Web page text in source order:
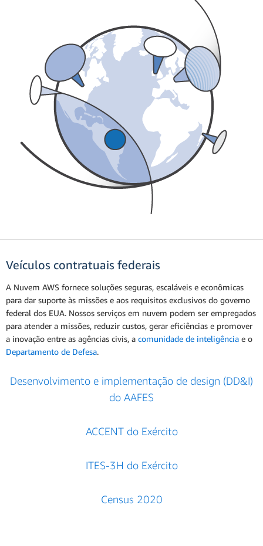
Veículos contratuais federais
A Nuvem AWS fornece soluções seguras, escaláveis e econômicas
para dar suporte às missões e aos requisitos exclusivos do governo
federal dos EUA. Nossos serviços em nuvem podem ser empregados
para atender a missões, reduzir custos, gerar eficiências e promover
a inovação entre as agências civis, a comunidade de inteligência e o
Departamento de Defesa.
Desenvolvimento e implementação de design (DD&I)
do AAFES
ACCENT do Exército
ITES-3H do Exército
Census 2020